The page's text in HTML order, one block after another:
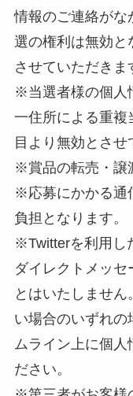
情報のご連絡がな
選の権利は無効と
させていただきま
※当選者様の個人
一住所による重複
目より無効とさせ
※賞品の転売・譲
※応募にかかる通
負担となります。
※Twitterを利用し
ダイレクトメッセ
とはいたしませ
い場合のいずれの
ムライン上に個人
ださい。